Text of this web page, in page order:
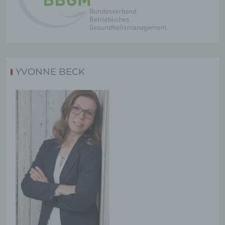
YVONNE BECK
Kennung wie einem Namen, zu einer Kennnummer,
zu Standortdaten, zu einer Online-Kennung oder zu
einem oder mehreren besonderen Merkmalen, die
Ausdruck der physischen, physiologischen,
Betroffene Person ist jede identifizierte oder
identifizierbare natürliche Person, deren
personenbezogene Daten von dem für die
Verarbeitung Verantwortlichen verarbeitet werden.
c) Verarbeitung
Verarbeitung ist jeder mit oder ohne Hilfe
automatisierter Verfahren ausgeführte Vorgang oder
jede solche Vorgangsreihe im Zusammenhang mit
personenbezogenen Daten wie das Erheben, das
Erfassen, die Organisation, das Ordnen, die